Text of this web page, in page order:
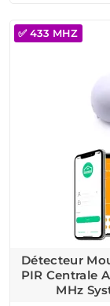
✅ 433 MHZ
Détecteur
PIR Centrale
MHz